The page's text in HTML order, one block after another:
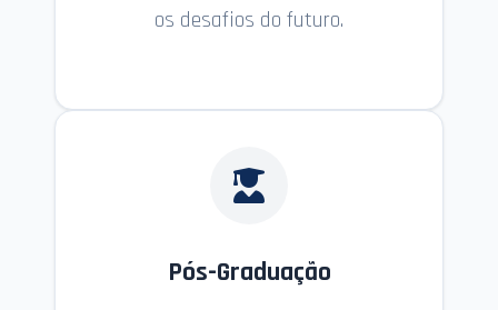
os desafios do futuro.
Pós-Graduação